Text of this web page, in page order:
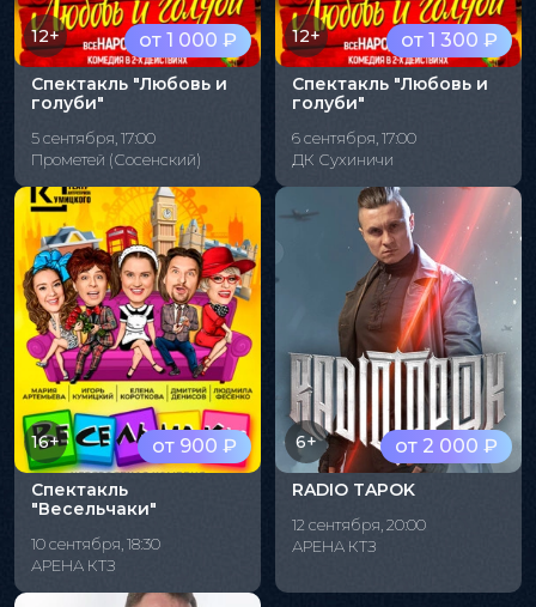
от 1 000 ₽
12+
Спектакль "Любовь и
голуби"
5 сентября, 17:00
Прометей (Сосенский)
от 1 300 ₽
12+
Спектакль "Любовь и
голуби"
6 сентября, 17:00
ДК Сухиничи
от 900 ₽
16+
Спектакль
"Весельчаки"
10 сентября, 18:30
АРЕНА КТЗ
от 2 000 ₽
6+
RADIO TAPOK
12 сентября, 20:00
АРЕНА КТЗ